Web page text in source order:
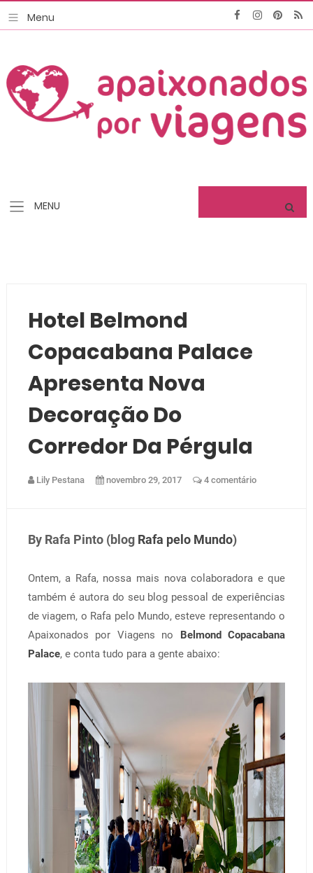
Hotel Belmond
Copacabana Palace
Apresenta Nova
Decoração Do
Corredor Da Pérgula
Lily Pestana novembro 29, 2017 4 comentário
By Rafa Pinto (blog Rafa pelo Mundo)
Ontem, a Rafa, nossa mais nova colaboradora e que
também é autora do seu blog pessoal de experiências
de viagem, o Rafa pelo Mundo, esteve representando o
Apaixonados por Viagens no Belmond Copacabana
Palace, e conta tudo para a gente abaixo: